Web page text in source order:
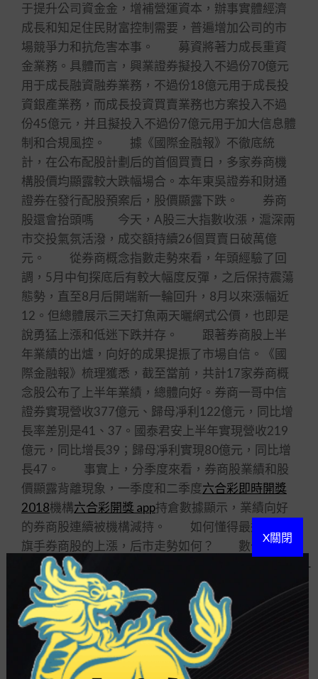
于提升公司資金金，增補營運資本，辦事實體經濟
成長和知足住民財富控制需要，普遍增加公司的市
場競爭力和抗危害本事。 募資將著力成長重資
金業務。具體而言，興業證券擬投入不過份70億元
用于成長融資融券業務，不過份18億元用于成長投
資銀產業務，而成長投資買賣業務也方案投入不過
份45億元，并且擬投入不過份7億元用于加大信息體
制和合規風控。 據《國際金融報》不徹底統
計，在公布配股計劃后的首個買賣日，多家券商機
構股價均顯露較大跌幅場合。本年東吳證券和財通
證券在發行配股預案后，股價顯露下跌。 券商
股還會抬頭嗎 今天，A股三大指數收漲，滬深兩
市交投氣氛活潑，成交額持續26個買賣日破萬億
元。 從券商概念指數走勢來看，年頭經驗了回
調，5月中旬探底后有較大幅度反彈，之后保持震蕩
態勢，直至8月后開端新一輪回升，8月以來漲幅近
12。但總體展示三天打魚兩天曬網式公價，也即是
說勇猛上漲和低迷下跌并存。 跟著券商股上半
年業績的出爐，向好的成果提振了市場自信。《國
際金融報》梳理獲悉，截至當前，共計17家券商概
念股公布了上半年業績，總體向好。券商一哥中信
證券實現營收377億元、歸母凈利122億元，同比增
長率差別是41、37。國泰君安上半年實現營收219
億元，同比增長39；歸母凈利實現80億元，同比增
長47。 事實上，分季度來看，券商股業績和股
價顯露背離現象，一季度和二季度六合彩即時開獎
2018機構六合彩開獎 app持倉數據顯示，業績向好
的券商股連續被機構減持。 如何懂得最近股市
旗手券商股的上漲，后市走勢如何？ 數位業內
人士通知《國際金融報》，核心因素是投資者對前
程A股市場的樂觀預期大大加強。從業績根本面來
看，券商板塊上半年保持著業績高速增長，當前市
場交投活潑，三季度業績在高成交額推進下有望延
續。從宏觀流動性來看，下半年錢幣政策的寬松預
期，也促使券商股迎來估值回調。最近券商股的拉
X關閉